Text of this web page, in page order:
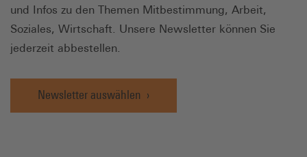
und Infos zu den Themen Mitbestimmung, Arbeit,
Soziales, Wirtschaft. Unsere Newsletter können Sie
jederzeit abbestellen.
Newsletter auswählen